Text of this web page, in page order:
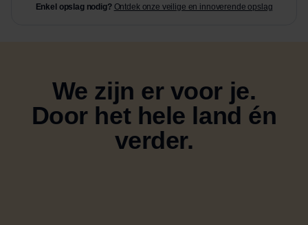
Enkel opslag nodig? Ontdek onze veilige en innoverende opslag
We zijn er voor je.
Door het hele land én
verder.